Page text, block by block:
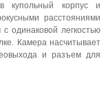
купольный корпус и
расстояниями
одинаковой легкостью
Камера насчитывает
и разъем для